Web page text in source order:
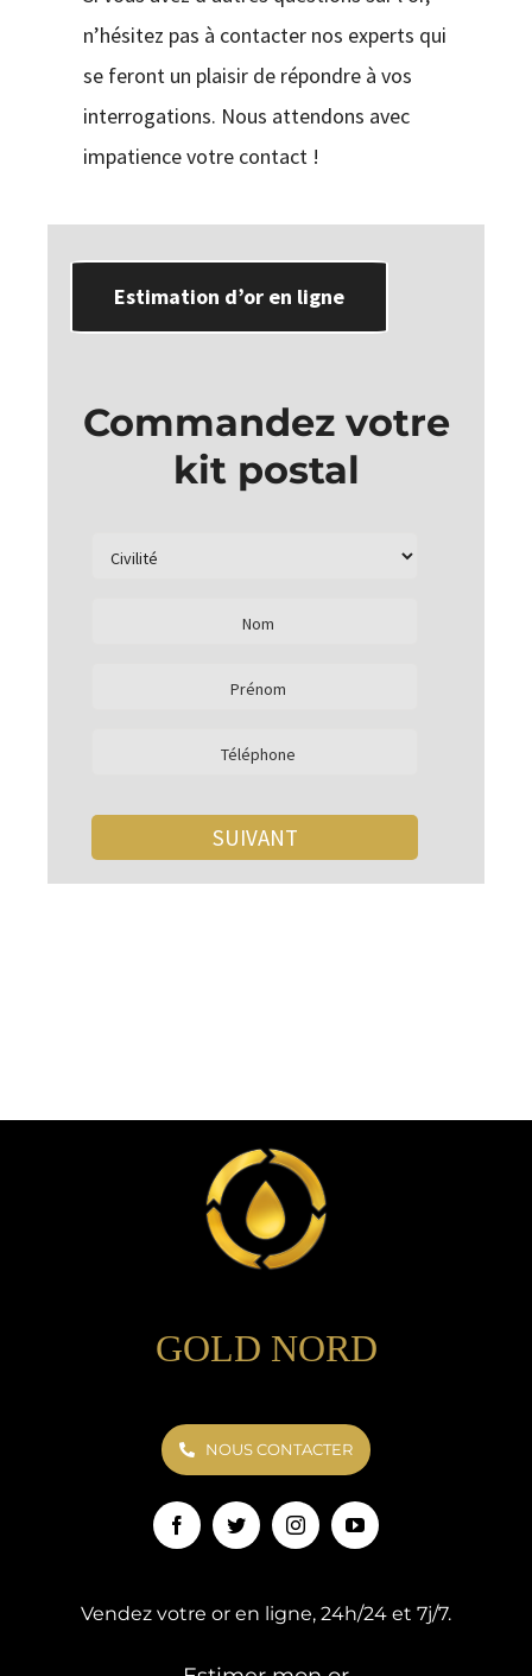
n’hésitez pas à contacter nos experts qui
se feront un plaisir de répondre à vos
interrogations. Nous attendons avec
impatience votre contact !
Estimation d’or en ligne
Commandez votre
kit postal
GOLD NORD
NOUS CONTACTER
Vendez votre or en ligne, 24h/24 et 7j/7.